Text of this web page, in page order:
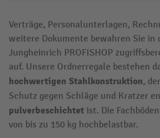
Verträge, Personalunterlagen,
weitere Dokumente bewahren Sie in
Jungheinrich PROFISHOP
auf. Unsere Ordnerregale bestehen
hochwertigen Stahlkonstruktion,
Schutz gegen Schläge und Kratzer
pulverbeschichtet ist. Die
von bis zu 150 kg hochbelastbar.